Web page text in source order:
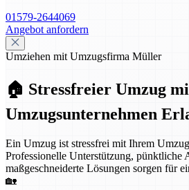
01579-2644069
Angebot anfordern
Umziehen mit Umzugsfirma Müller
🏠 Stressfreier Umzug
Umzugsunternehmen
Ein Umzug ist stressfrei mit Ihrem
Professionelle Unterstützung, pünktliche
maßgeschneiderte Lösungen sorgen für
🏡